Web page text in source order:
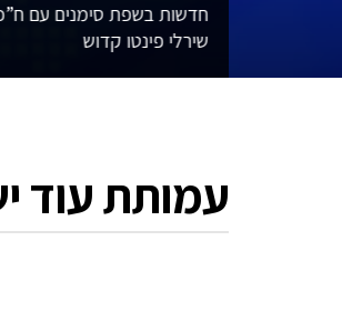
חדשות בשפת סימנים עם
שירלי פינטו קדוש
עמותת עוד